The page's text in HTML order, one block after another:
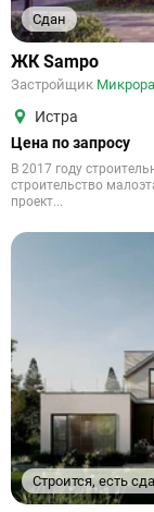
Сдан
ЖК Sampo
Застройщик
Истра
Цена по запросу
В 2017 году
строительство
проект...
Строится, есть